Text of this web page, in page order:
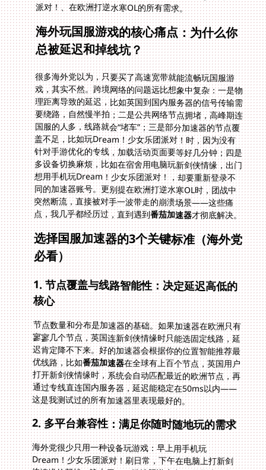
派对！、在欧洲打逆水寒OL的所有需求。
海外玩国服游戏的核心痛点：为什么你
总被延迟和掉线坑？
很多海外党以为，只要买了高速宽带就能流畅玩国服游
戏，其实不然。跨境网络的问题远比想象中复杂：一是物
理距离导致的延迟，比如英国到国内服务器的信号传输需
要绕路，自然慢半拍；二是公共网络节点拥堵，高峰期连
国服的人多，线路就会“堵车”；三是部分加速器的节点覆
盖不足，比如玩Dream！少女乐团派对！时，因为没有
针对手游优化的专线，加载活动页面要等好几分钟；四是
多设备切换麻烦，比如在宿舍用电脑玩新剑侠情缘，出门
想用手机玩Dream！少女乐团派对！，却要重新登录不
同的加速器账号。更别提在欧洲打逆水寒OL时，团战中
突然断流，直接被对手一波带走的崩溃场景——这些痛
点，我几乎都经历过，直到遇到番茄加速器才彻底解决。
选择国服加速器的3个关键标准（海外党
必看）
1. 节点覆盖与线路智能性：决定延迟高低的
核心
节点数量和分布是加速器的基础。如果加速器在欧洲只有
寥寥几个节点，英国连新剑侠情缘时只能选固定线路，延
迟肯定降不下来。好的加速器会根据你的位置智能推荐最
优线路，比如番茄加速器在全球有上百个节点，英国用户
打开新剑侠情缘时，系统会自动匹配最近的欧洲节点，再
通过专线直连国内服务器，延迟能稳定在50ms以内——
这是我测试过的所有加速器里表现最好的。
2. 多平台兼容性：满足你随时随地玩的需求
海外党很少只用一种设备玩游戏：早上用手机玩
Dream！少女乐团派对！刷日常，下午在电脑上打新剑
侠情缘的帮战，晚上用mac继续肝逆水寒OL的副本。如
果加速器只支持单一平台，或者需要多个账号，那就太麻